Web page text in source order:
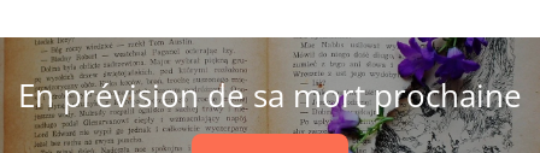
En prévision de sa mort prochaine